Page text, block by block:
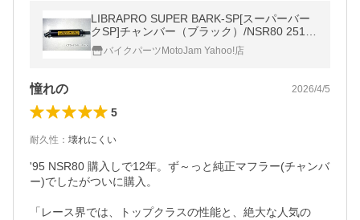
LIBRAPRO SUPER BARK-SP[スーパーバー
クSP]チャンバー（ブラック）/NSR80 2510
112111
バイクパーツMotoJam Yahoo!店
憧れの 2026/4/5
5
耐久性 ： 壊れにくい
'95 NSR80 購入しで12年。ず～っと純正マフラー(チャンバ
ー)でしたがついに購入。
「レース界では、トップクラスの性能と、絶大な人気の